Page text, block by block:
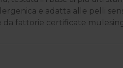
e adatta alle pelli
fattorie certificate